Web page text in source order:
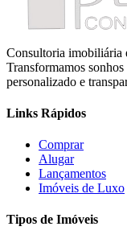
Consultoria imobiliária
Transformamos
personalizado e
Links Rápidos
Comprar
Alugar
Lançamentos
Imóveis de Luxo
Tipos de Imóveis